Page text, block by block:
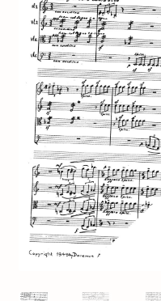
Componisten
nieuws
events
contact
mijn account